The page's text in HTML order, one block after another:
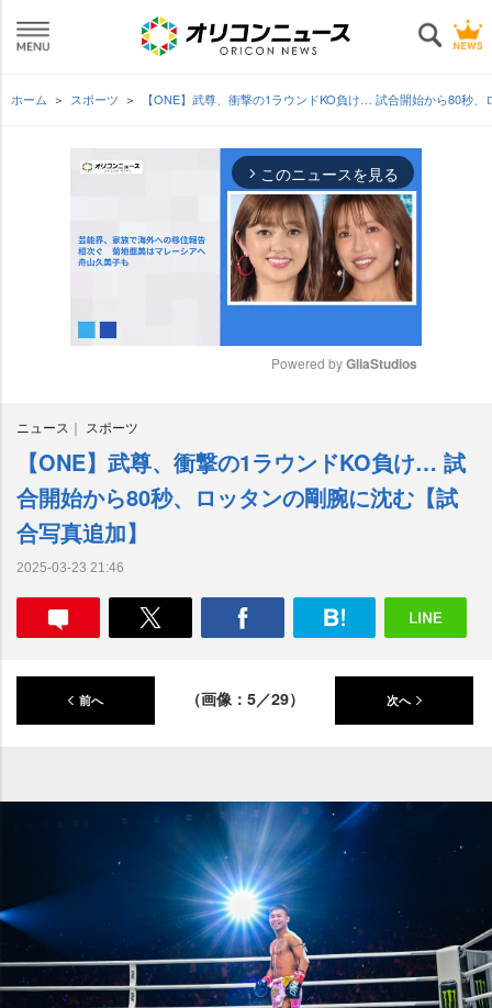
ホーム スポーツ 【ONE】武尊、衝撃の1ラウンドKO負け… 試合開始から80秒
arrow_forward_ios このニュースを見る
e
Powered by GliaStudios
ニュース スポーツ
【ONE】武尊、衝撃の1ラウンドKO負け… 試
合開始から80秒、ロッタンの剛腕に沈む【試
合写真追加】
2025-03-23 21:46
前へ （画像：5／29） 次へ